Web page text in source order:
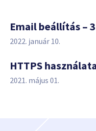
Email beállítás –
2022. január 10.
HTTPS
2021. május 01.